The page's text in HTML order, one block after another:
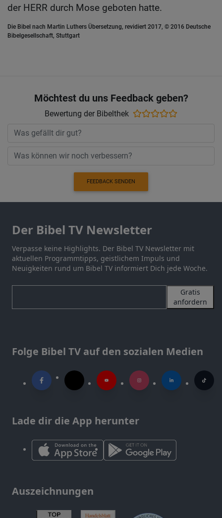
der HERR durch Mose geboten hatte.
Die Bibel nach Martin Luthers Übersetzung, revidiert 2017, © 2016 Deutsche
Bibelgesellschaft, Stuttgart
Möchtest du uns Feedback geben?
Bewertung der Bibelthek
FEEDBACK SENDEN
Der Bibel TV Newsletter
Verpasse keine Highlights. Der Bibel TV Newsletter mit
aktuellen Programmtipps, geistlichem Impuls und
Neuigkeiten rund um Bibel TV informiert Dich jede Woche.
Gratis
anfordern
Folge Bibel TV auf den sozialen Medien
Lade dir die App herunter
Auszeichnungen